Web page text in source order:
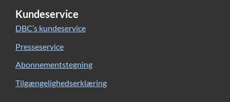
Kundeservice
DBC’s kundeservice
Presseservice
Abonnementstegning
Tilgængelighedserklæring